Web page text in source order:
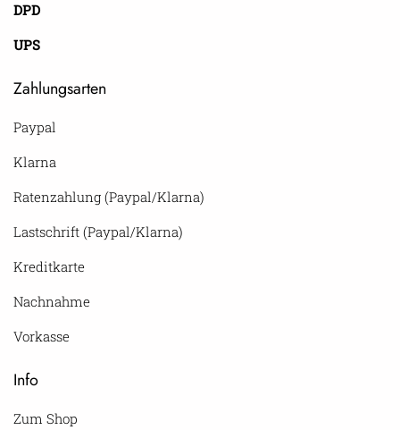
DPD
UPS
Zahlungsarten
Paypal
Klarna
Ratenzahlung (Paypal/Klarna)
Lastschrift (Paypal/Klarna)
Kreditkarte
Nachnahme
Vorkasse
Info
Zum Shop